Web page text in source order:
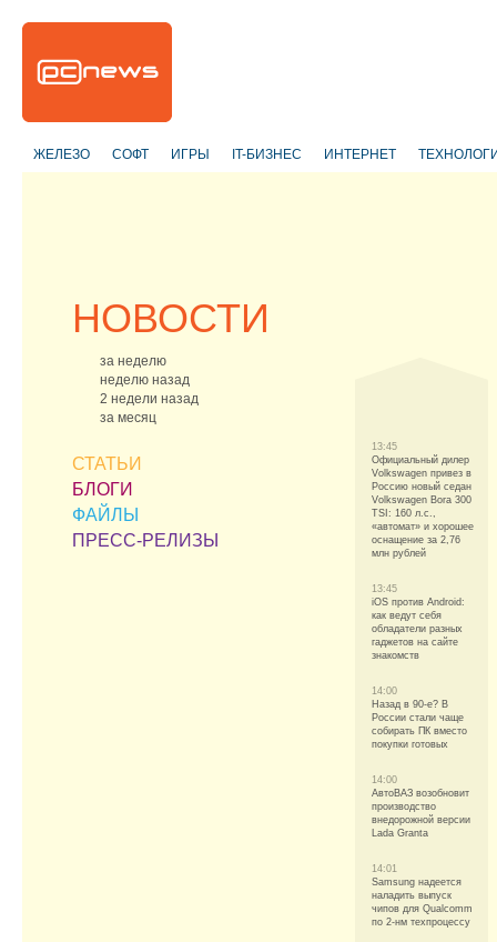
ЖЕЛЕЗО СОФТ ИГРЫ IT-БИЗНЕС ИНТЕРНЕТ
НОВОСТИ
за неделю
неделю назад
2 недели назад
за месяц
СТАТЬИ
БЛОГИ
ФАЙЛЫ
ПРЕСС-РЕЛИЗЫ
13:45
Официальный дилер
Volkswagen привез в
Россию новый седан
Volkswagen Bora 300
TSI: 160 л.с.,
«автомат» и хорошее
оснащение за 2,76
млн рублей
13:45
iOS против Android:
как ведут себя
обладатели разных
гаджетов на сайте
знакомств
14:00
Назад в 90-е? В
России стали чаще
собирать ПК вместо
покупки готовых
14:00
АвтоВАЗ возобновит
производство
внедорожной версии
Lada Granta
14:01
Samsung надеется
наладить выпуск
чипов для Qualcomm
по 2-нм техпроцессу